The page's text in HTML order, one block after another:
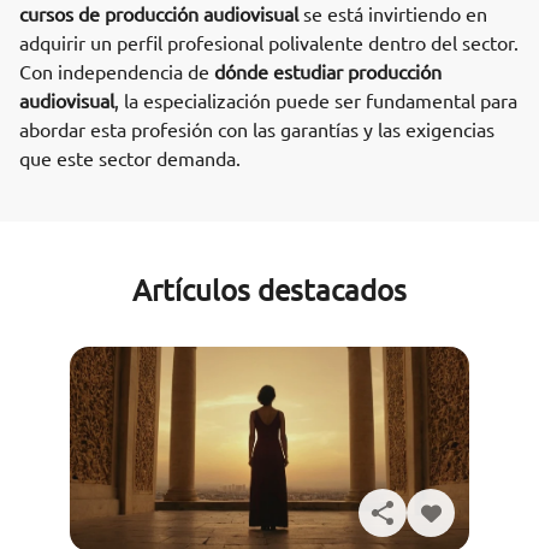
cursos de producción audiovisual se está invirtiendo en
adquirir un perfil profesional polivalente dentro del sector.
Con independencia de dónde estudiar producción
audiovisual , la especialización puede ser fundamental para
abordar esta profesión con las garantías y las exigencias
que este sector demanda.
Artículos destacados